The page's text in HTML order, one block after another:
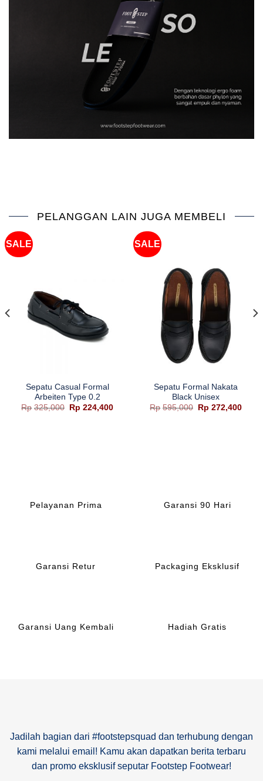
PELANGGAN LAIN JUGA MEMBELI
SALE
Sepatu Casual Formal
Arbeiten Type 0.2
Rp 325,000
Harga
aslinya
Rp 224,400Harga
SALE
Sepatu Formal Nakata
Black Unisex
Rp 595,000
Harga
aslinya
Rp 272,400
Pelayanan Prima Garansi 90 Hari
Garansi Retur Packaging Eksklusif
Garansi Uang Kembali Hadiah Gratis
Jadilah bagian dari #footstepsquad dan terhubung dengan
kami melalui email! Kamu akan dapatkan berita terbaru
dan promo eksklusif seputar Footstep Footwear!